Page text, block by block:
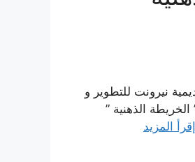
نيرونت للتطوير و
الذهنية ”
إقرأ المزيد